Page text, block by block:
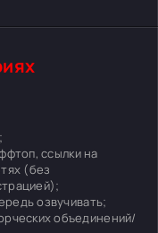
ссылки на
(без
озвучивать;
объединений/